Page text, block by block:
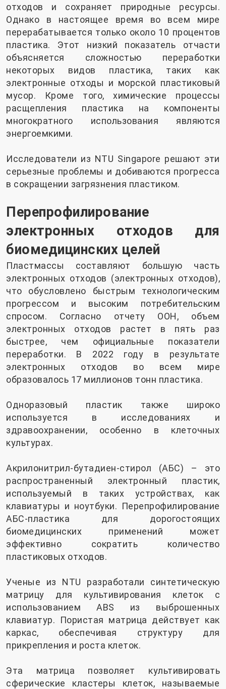
отходов и сохраняет природные ресурсы.
Однако в настоящее время во всем мире
перерабатывается только около 10 процентов
пластика. Этот низкий показатель отчасти
объясняется сложностью переработки
некоторых видов пластика, таких как
электронные отходы и морской пластиковый
мусор. Кроме того, химические процессы
расщепления пластика на компоненты
многократного использования являются
энергоемкими.
Исследователи из NTU Singapore решают эти
серьезные проблемы и добиваются прогресса
в сокращении загрязнения пластиком.
Перепрофилирование
электронных отходов для
биомедицинских целей
Пластмассы составляют большую часть
электронных отходов (электронных отходов),
что обусловлено быстрым технологическим
прогрессом и высоким потребительским
спросом. Согласно отчету ООН, объем
электронных отходов растет в пять раз
быстрее, чем официальные показатели
переработки. В 2022 году в результате
электронных отходов во всем мире
образовалось 17 миллионов тонн пластика.
Одноразовый пластик также широко
используется в исследованиях и
здравоохранении, особенно в клеточных
культурах.
Акрилонитрил-бутадиен-стирол (АБС) – это
распространенный электронный пластик,
используемый в таких устройствах, как
клавиатуры и ноутбуки. Перепрофилирование
АБС-пластика для дорогостоящих
биомедицинских применений может
эффективно сократить количество
пластиковых отходов.
Ученые из NTU разработали синтетическую
матрицу для культивирования клеток с
использованием ABS из выброшенных
клавиатур. Пористая матрица действует как
каркас, обеспечивая структуру для
прикрепления и роста клеток.
Эта матрица позволяет культивировать
сферические кластеры клеток, называемые